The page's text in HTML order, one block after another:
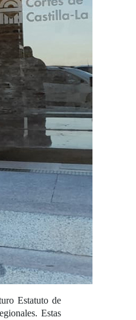
Estatuto de
Estas